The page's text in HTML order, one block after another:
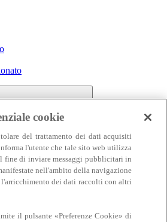
Carne
cookie
del trattamento dei dati acquisiti
l'utente che tale sito web utilizza
fine di inviare messaggi pubblicitari in
nell'ambito della navigazione
l'arricchimento dei dati raccolti con altri
il pulsante «Preferenze Cookie» di